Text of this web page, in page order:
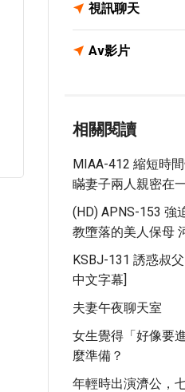
視訊聊天
Av影片
相關閱讀
MIAA-412 縮短時
瞞妻子兩人親密在
(HD) APNS-153 強
教墮落的美人保母
KSBJ-131 誘惑叔
中文字幕]
夫妻午夜聊天室
女生覺得「好像要
麼準備？
年輕時出演濟公，